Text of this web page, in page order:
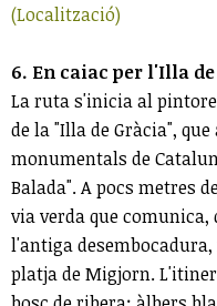
(Localització)
6. En caiac per l'Illa
La ruta s'inicia al
de la "Illa de Gràcia",
monumentals de
Balada". A pocs metres
via verda que
l'antiga
platja de Migjorn.